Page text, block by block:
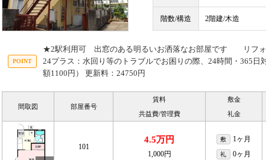
階数/構造 2階建/木造
★2駅利用可 出窓のある明るいお洒落なお部屋です リフォ
24プラス：水回り等のトラブルでお困りの際、24時間・365日
額1100円） 更新料：24750円
間取図 部屋番号
賃料
共益費/管理費
敷金
礼金
101
4.5万円
1,000円
敷 1ヶ月
礼 0ヶ月